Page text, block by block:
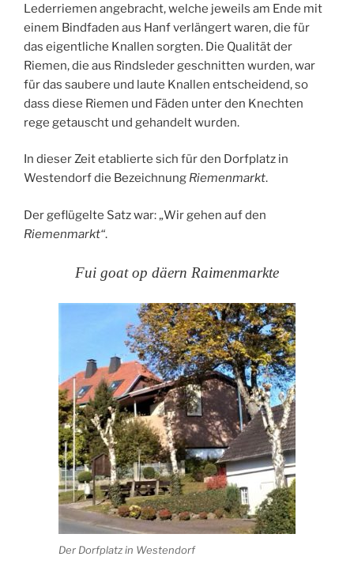
Lederriemen angebracht, welche jeweils am Ende mit
einem Bindfaden aus Hanf verlängert waren, die für
das eigentliche Knallen sorgten. Die Qualität der
Riemen, die aus Rindsleder geschnitten wurden, war
für das saubere und laute Knallen entscheidend, so
dass diese Riemen und Fäden unter den Knechten
rege getauscht und gehandelt wurden.
In dieser Zeit etablierte sich für den Dorfplatz in
Westendorf die Bezeichnung Riemenmarkt.
Der geflügelte Satz war: „Wir gehen auf den
Riemenmarkt“.
Fui goat op däern Raimenmarkte
Der Dorfplatz in Westendorf